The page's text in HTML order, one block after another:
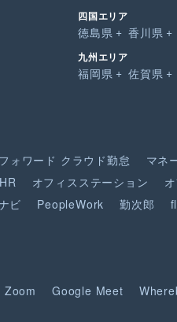
四国エリア
徳島県 香川県
九州エリア
福岡県 佐賀県
ォワード クラウド勤怠 マネ
オフィスステーション
ビ PeopleWork 勤次郎
Zoom Google Meet